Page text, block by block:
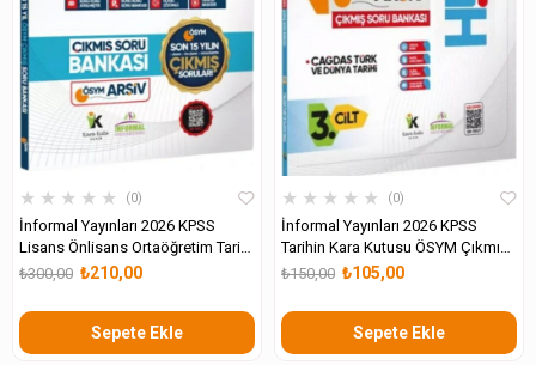
★ ★ ★ ★ ★ 0
İnformal Yayınları 2026 KPSS
Lisans Önlisans Ortaöğretim Tarih
in Kara Kutusu ÖSYM Son 15 Yıl
₺210,00
₺300,00
Sepete Ekle
★ ★ ★ ★ ★ 0
İnformal Yayınları 2026 KPSS
Tarihin Kara Kutusu ÖSYM Çıkmış
Soru Havuzu Bankası 3. Cilt
₺105,00
₺150,00
Sepete Ekle